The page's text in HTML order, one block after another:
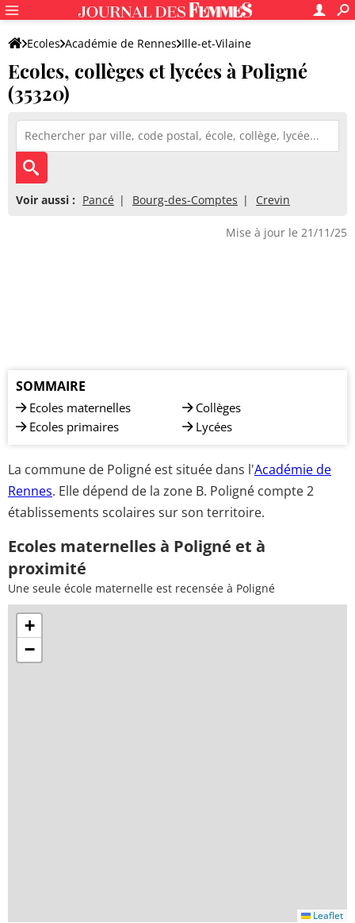
Ecoles Académie de Rennes Ille-et-Vilaine
Ecoles, collèges et lycées à Poligné
(35320)
Voir aussi : Pancé Bourg-des-Comptes Crevin
Mise à jour le 21/11/25
SOMMAIRE
Ecoles maternelles
Ecoles primaires
Collèges
Lycées
La commune de Poligné est située dans l'Académie de
Rennes. Elle dépend de la zone B. Poligné compte 2
établissements scolaires sur son territoire.
Ecoles maternelles à Poligné et à
proximité
Une seule école maternelle est recensée à Poligné
+
−
Leaflet